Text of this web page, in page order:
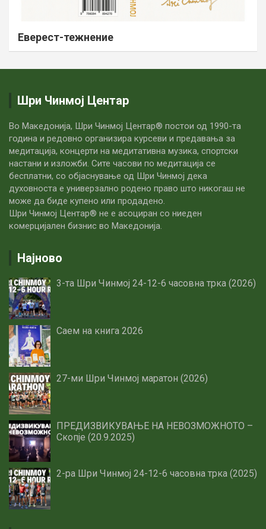
Еверест-тежнение
Шри Чинмој Центар
Во Македонија, Шри Чинмој Центар® постои од 1990-та
година и редовно организира курсеви и предавања за
медитација, концерти на медитативна музика, спортски
настани и изложби. Сите часови по медитацијa се
бесплатни, со објаснување од Шри Чинмој дека
духовноста е универзално родено право што никогаш не
може да биде купено или продадено.
Шри Чинмој Центар® не е асоциран со ниеден
комерцијален бизнис во Македонија.
Најново
3-та Шри Чинмој 24-12-6 часовна трка (2026)
Саем на книга 2026
27-ми Шри Чинмој маратон (2026)
ПРЕДИЗВИКУВАЊЕ НА НЕВОЗМОЖНОТО –
Скопје (20.9.2025)
2-ра Шри Чинмој 24-12-6 часовна трка (2025)